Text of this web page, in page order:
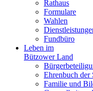
Rathaus
Formulare
Wahlen
Fundbüro
Leben im
Bützower Land
Ehrenbuch der
Familie und